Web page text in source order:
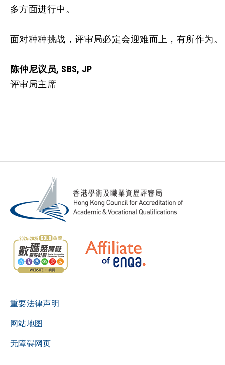
多方面进行中。
面对种种挑战，评审局必定会迎难而上，有所作为。
陈仲尼议员, SBS, JP
评审局主席
重要法律声明
网站地图
无障碍网页